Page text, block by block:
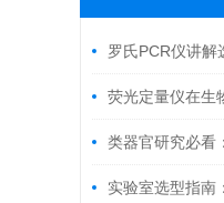
罗氏PCR仪讲解
荧光定量仪在生
域中具有广泛应用
类器官研究必看
养系统生产商实力
实验室选型指南